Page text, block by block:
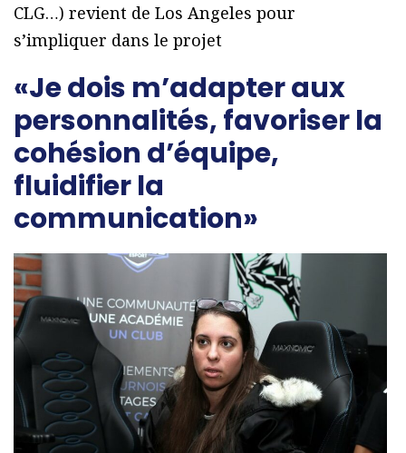
CLG…) revient de Los Angeles pour
s’impliquer dans le projet
«Je dois m’adapter aux
personnalités, favoriser la
cohésion d’équipe,
fluidifier la
communication»